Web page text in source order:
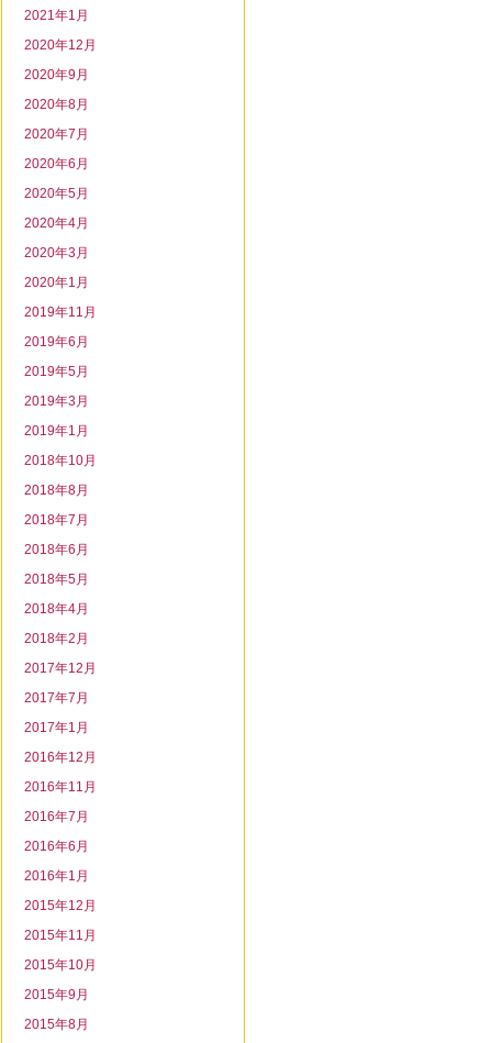
2021年1月
2020年12月
2020年9月
2020年8月
2020年7月
2020年6月
2020年5月
2020年4月
2020年3月
2020年1月
2019年11月
2019年6月
2019年5月
2019年3月
2019年1月
2018年10月
2018年8月
2018年7月
2018年6月
2018年5月
2018年4月
2018年2月
2017年12月
2017年7月
2017年1月
2016年12月
2016年11月
2016年7月
2016年6月
2016年1月
2015年12月
2015年11月
2015年10月
2015年9月
2015年8月